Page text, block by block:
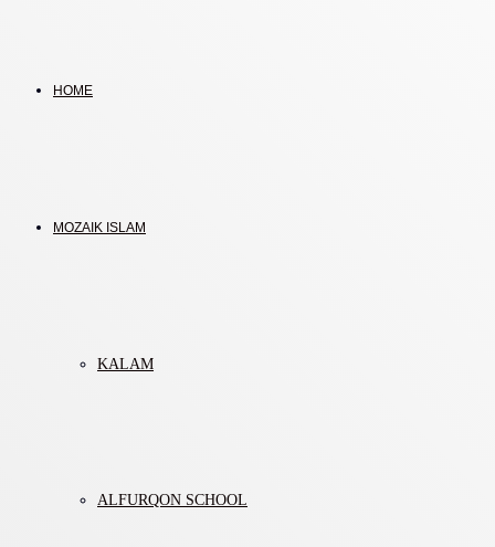
HOME
MOZAIK ISLAM
KALAM
ALFURQON SCHOOL